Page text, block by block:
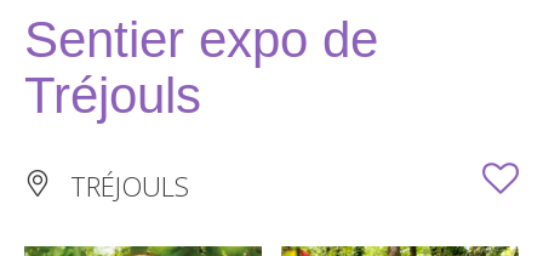
Sentier expo de
Tréjouls
TRÉJOULS